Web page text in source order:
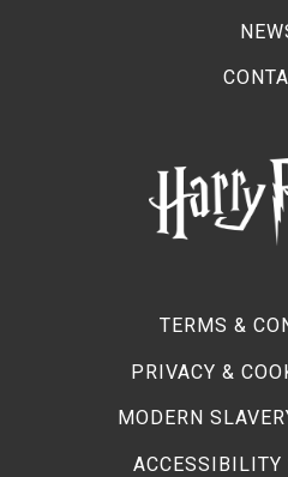
TERMS &
PRIVACY &
MODERN
ACCESSIBILITY